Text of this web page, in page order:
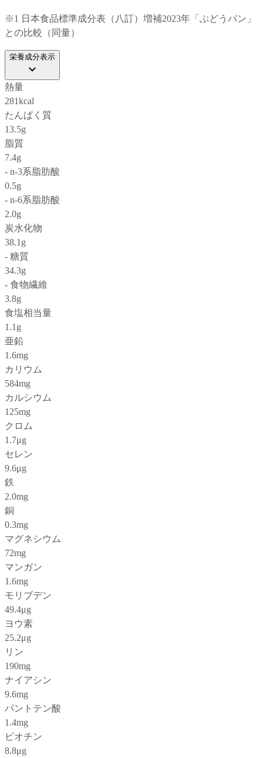
※1 日本食品標準成分表（八訂）増補2023年「ぶどうパン」
との比較（同量）
栄養成分表示
熱量
281kcal
たんぱく質
13.5g
脂質
7.4g
- n-3系脂肪酸
0.5g
- n-6系脂肪酸
2.0g
炭水化物
38.1g
- 糖質
34.3g
- 食物繊維
3.8g
食塩相当量
1.1g
亜鉛
1.6mg
カリウム
584mg
カルシウム
125mg
クロム
1.7μg
セレン
9.6μg
鉄
2.0mg
銅
0.3mg
マグネシウム
72mg
マンガン
1.6mg
モリブデン
49.4μg
ヨウ素
25.2μg
リン
190mg
ナイアシン
9.6mg
パントテン酸
1.4mg
ビオチン
8.8μg